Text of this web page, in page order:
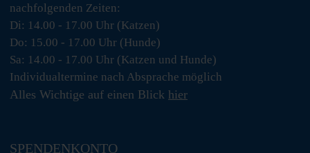
nachfolgenden Zeiten:
Di: 14.00 - 17.00 Uhr (Katzen)
Do: 15.00 - 17.00 Uhr (Hunde)
Sa: 14.00 - 17.00 Uhr (Katzen und Hunde)
Individualtermine nach Absprache möglich
Alles Wichtige auf einen Blick hier
SPENDENKONTO